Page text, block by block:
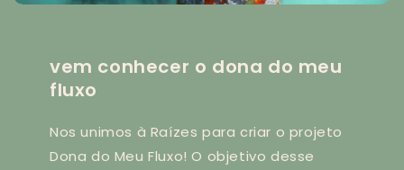
vem conhecer o dona do meu
fluxo
Nos unimos à Raízes para criar o projeto
Dona do Meu Fluxo! O objetivo desse